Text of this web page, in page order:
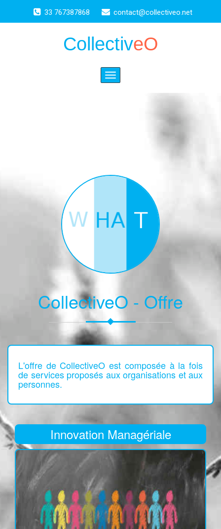
33 767387868 contact@collectiveo.net
CollectiveO
Toggle
navigation
CollectiveO - Offre
L'offre de CollectiveO est composée à la fois
de services proposés aux organisations et aux
personnes.
Innovation Managériale